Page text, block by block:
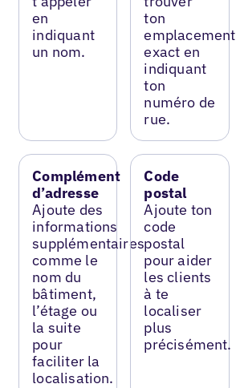
en
indiquant
un nom.
ton
emplacement
exact en
indiquant
ton
numéro de
rue.
Complément
d’adresse
Ajoute des
informations
supplémentaires
comme le
nom du
bâtiment,
l’étage ou
la suite
pour
faciliter la
localisation.
Code
postal
Ajoute ton
code
postal
pour aider
les clients
à te
localiser
plus
précisément.